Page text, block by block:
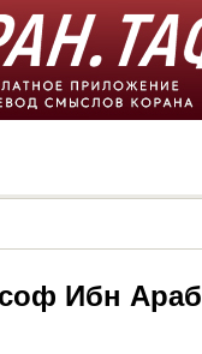
Ибн